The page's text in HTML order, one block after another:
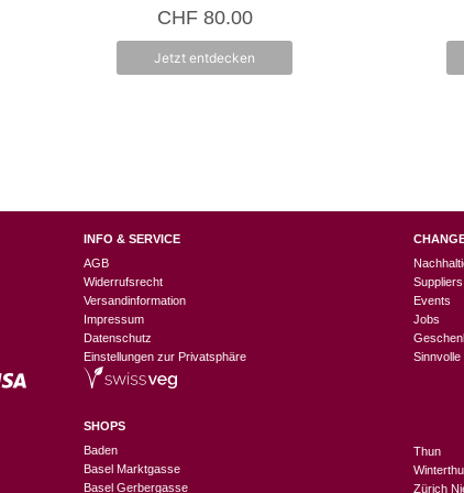
0
v
5
CHF80.00
Jetzt entdecken
INFO & SERVICE
AGB
Widerrufsrecht
Versandinformation
Impressum
Datenschutz
Einstellungen zur Privatsphäre
SHOPS
Baden
Basel Marktgasse
Basel Gerbergasse
Events
Jobs
Thun
Zürich